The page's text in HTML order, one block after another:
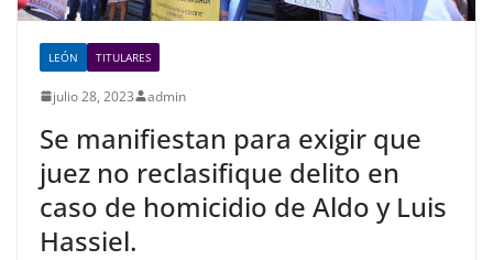
LEÓN TITULARES
julio 28, 2023 admin
Se manifiestan para exigir que
juez no reclasifique delito en
caso de homicidio de Aldo y Luis
Hassiel.